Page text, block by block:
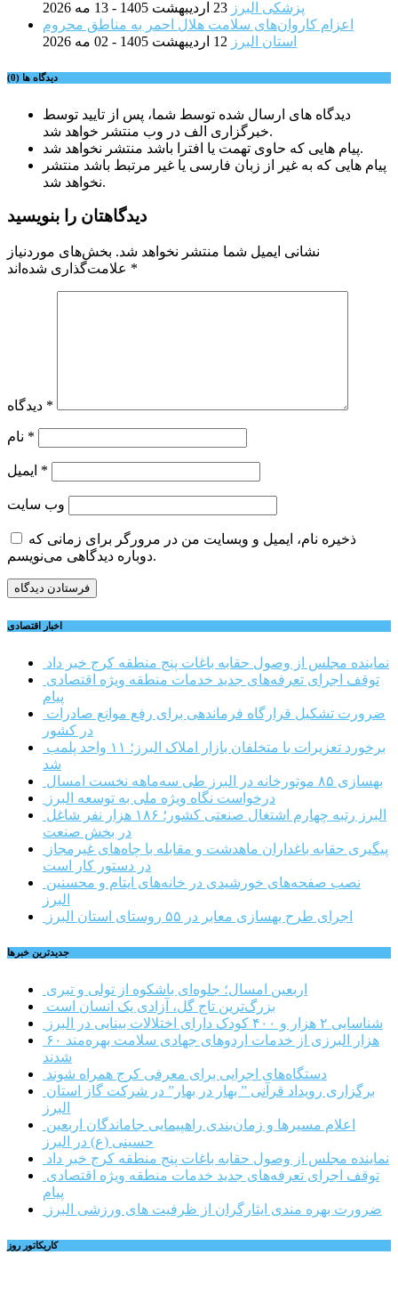
پزشکی البرز 23 اردیبهشت 1405 - 13 مه 2026
اعزام کاروان‌های سلامت هلال احمر به مناطق محروم
استان البرز 12 اردیبهشت 1405 - 02 مه 2026
دیدگاه ها (0)
دیدگاه های ارسال شده توسط شما، پس از تایید توسط
خبرگزاری الف در وب منتشر خواهد شد.
پیام هایی که حاوی تهمت یا افترا باشد منتشر نخواهد شد.
پیام هایی که به غیر از زبان فارسی یا غیر مرتبط باشد منتشر
نخواهد شد.
دیدگاهتان را بنویسید
نشانی ایمیل شما منتشر نخواهد شد. بخش‌های موردنیاز
*
*
*
*
وب‌ سایت
ذخیره نام، ایمیل و وبسایت من در مرورگر برای زمانی که
دوباره دیدگاهی می‌نویسم.
اخبار اقتصادی
نماینده مجلس از وصول حقابه باغات پنج منطقه کرج خبر داد
پیام
در کشور
شد
بهسازی ۸۵ موتورخانه در البرز طی سه‌ماهه نخست امسال
درخواست نگاه ویژه ملی به توسعه البرز
در بخش صنعت
در دستور کار است
البرز
اجرای طرح بهسازی معابر در ۵۵ روستای استان البرز
جديدترين خبرها
اربعین امسال؛ جلوه‌ای باشکوه از تولی و تبری
بزرگ‌ترین تاج گل، آزادی یک انسان است
شناسایی ۲ هزار و ۴۰۰ کودک دارای اختلالات بینایی در البرز
۶۰ هزار البرزی از خدمات اردوهای جهادی سلامت بهره‌مند
شدند
دستگاه‌های اجرایی برای معرفی کرج همراه شوند
البرز
حسینی (ع) در البرز
نماینده مجلس از وصول حقابه باغات پنج منطقه کرج خبر داد
پیام
ضرورت بهره مندی ایثارگران از ظرفیت های ورزشی البرز
کاریکاتور روز